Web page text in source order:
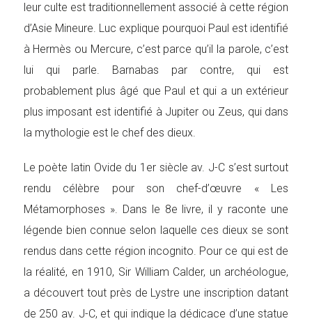
leur culte est traditionnellement associé à cette région
d’Asie Mineure. Luc explique pourquoi Paul est identifié
à Hermès ou Mercure, c’est parce qu’il la parole, c’est
lui qui parle. Barnabas par contre, qui est
probablement plus âgé que Paul et qui a un extérieur
plus imposant est identifié à Jupiter ou Zeus, qui dans
la mythologie est le chef des dieux.
Le poète latin Ovide du 1er siècle av. J-C s’est surtout
rendu célèbre pour son chef-d’œuvre « Les
Métamorphoses ». Dans le 8e livre, il y raconte une
légende bien connue selon laquelle ces dieux se sont
rendus dans cette région incognito. Pour ce qui est de
la réalité, en 1910, Sir William Calder, un archéologue,
a découvert tout près de Lystre une inscription datant
de 250 av. J-C, et qui indique la dédicace d’une statue